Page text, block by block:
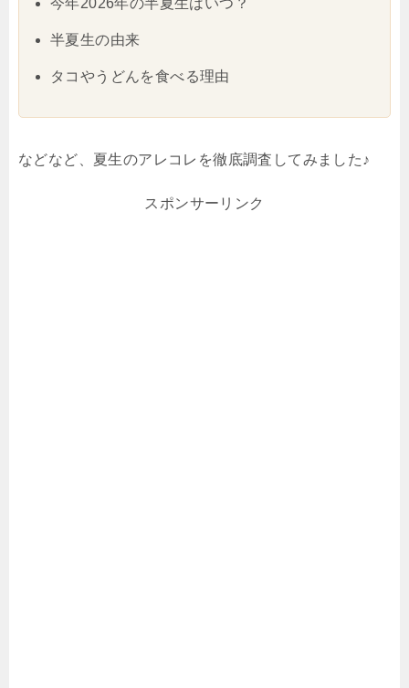
今年2026年の半夏生はいつ？
半夏生の由来
タコやうどんを食べる理由
などなど、夏生のアレコレを徹底調査してみました♪
スポンサーリンク